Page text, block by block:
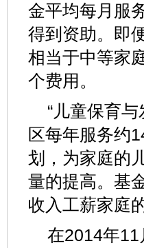
金平均每月服
得到资助。即
相当于中等家
个费用。
“儿童保育
区每年服务约
划，为家庭的
量的提高。基
收入工薪家庭
在2014年11